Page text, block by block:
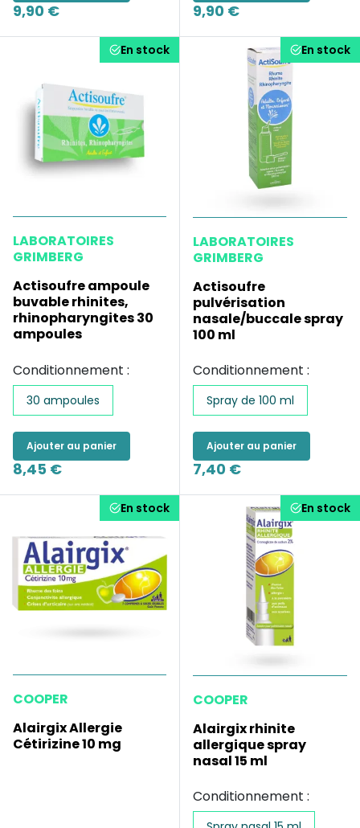
9,90 € 9,90 €
En stock
LABORATOIRES
GRIMBERG
Actisoufre ampoule
buvable rhinites,
rhinopharyngites 30
ampoules
Conditionnement :
30 ampoules
Ajouter au panier
8,45 €
En stock
LABORATOIRES
GRIMBERG
Actisoufre
pulvérisation
nasale/buccale spray
100 ml
Conditionnement :
Spray de 100 ml
Ajouter au panier
7,40 €
En stock
COOPER
Alairgix Allergie
Cétirizine 10 mg
En stock
COOPER
Alairgix rhinite
allergique spray
nasal 15 ml
Conditionnement :